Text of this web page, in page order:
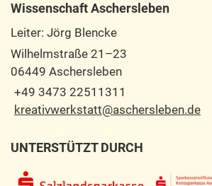
Wissenschaft Aschersleben
Leiter: Jörg Blencke
Wilhelmstraße 21–23
06449 Aschersleben
+49 3473 22511311
kreativwerkstatt@aschersleben.de
UNTERSTÜTZT DURCH